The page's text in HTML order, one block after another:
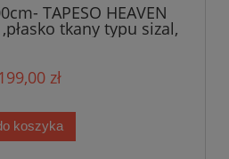
TAPESO HEAVEN
tkany typu sizal,
sznurkowy
199,00 zł
koszyka